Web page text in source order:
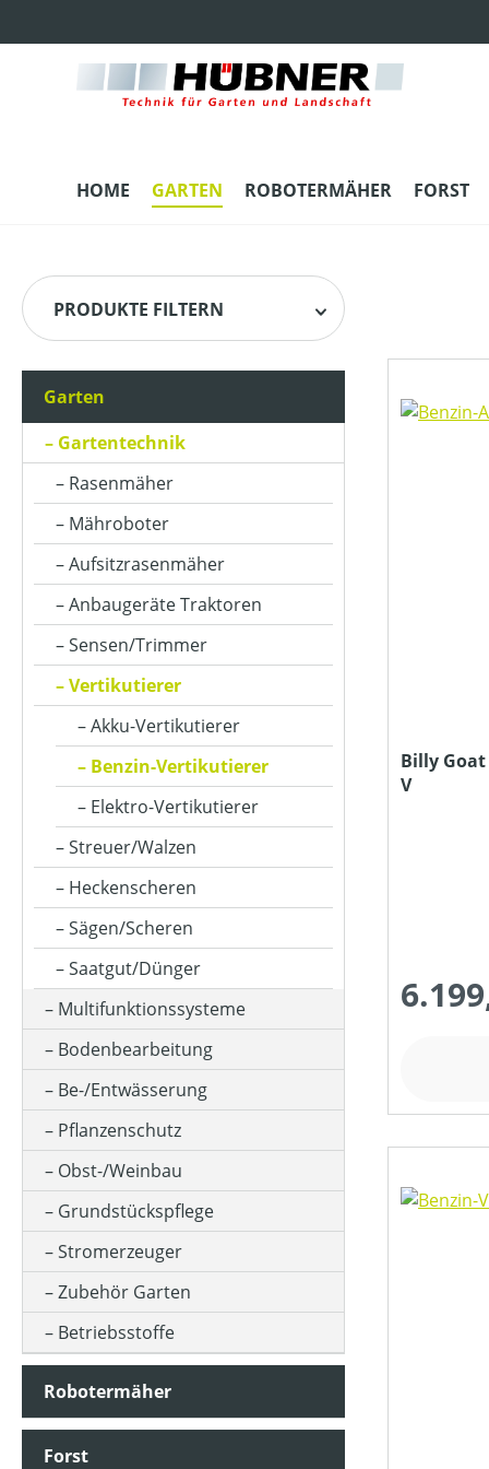
HOME GARTEN ROBOTERMÄHER FORST
PRODUKTE FILTERN
HERSTELLER
ARBEITSBREITE (IN CM)
ARBEITSSTUFENANZAHL
ARBEITSTIEFE (IN MM)
AUSWURFART
BETRIEBSART
FAHRANTRIEBSART
FANGSACKVOLUMEN MAX (IN L)
FARBE (GERÄT)
FLÄCHENLEISTUNG MAX (IN M²)
GESCHWINDIGKEIT MAX (IN KM/H)
HUBRAUM (IN CM³)
KLASSIFIZIERUNG
MATERIALART
Garten
Gartentechnik
Rasenmäher
Mähroboter
Aufsitzrasenmäher
Anbaugeräte Traktoren
Sensen/Trimmer
Vertikutierer
Akku-Vertikutierer
Benzin-Vertikutierer
Elektro-Vertikutierer
Streuer/Walzen
Heckenscheren
Sägen/Scheren
Saatgut/Dünger
Multifunktionssysteme
Bodenbearbeitung
Be-/Entwässerung
Pflanzenschutz
Obst-/Weinbau
Grundstückspflege
Stromerzeuger
Zubehör Garten
Betriebsstoffe
Robotermäher
Forst
Billy Goat
V